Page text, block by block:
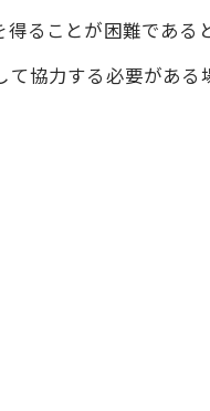
ることが困難である
協力する必要がある